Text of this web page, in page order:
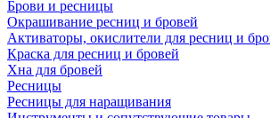
Брови и ресницы
Окрашивание ресниц и бровей
Активаторы, окислители для ресниц и
Краска для ресниц и бровей
Хна для бровей
Ресницы
Ресницы для наращивания